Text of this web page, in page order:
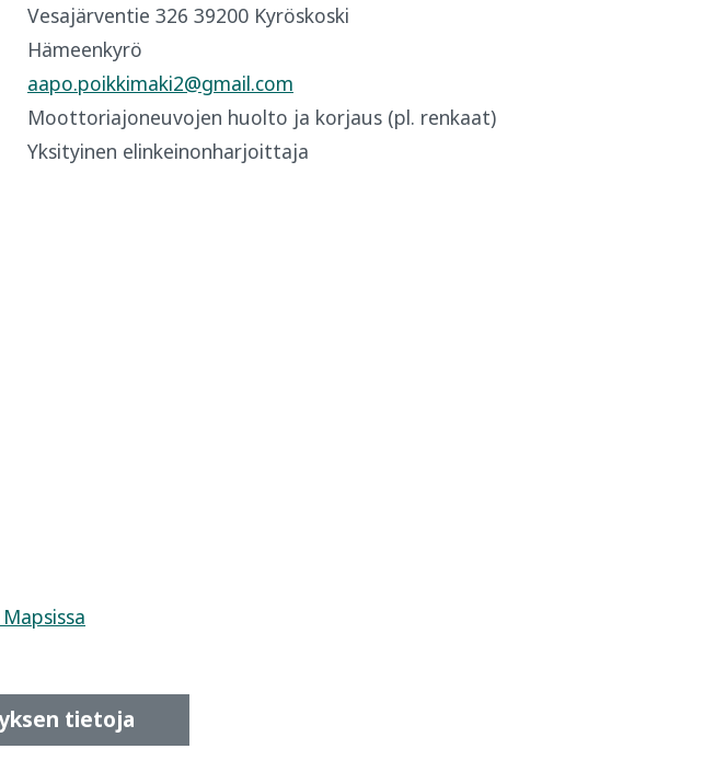
Vesajärventie 326 39200 Kyröskoski
Hämeenkyrö
aapo.poikkimaki2@gmail.com
Moottoriajoneuvojen huolto ja korjaus (pl. renkaat)
Yksityinen elinkeinonharjoittaja
tietoja